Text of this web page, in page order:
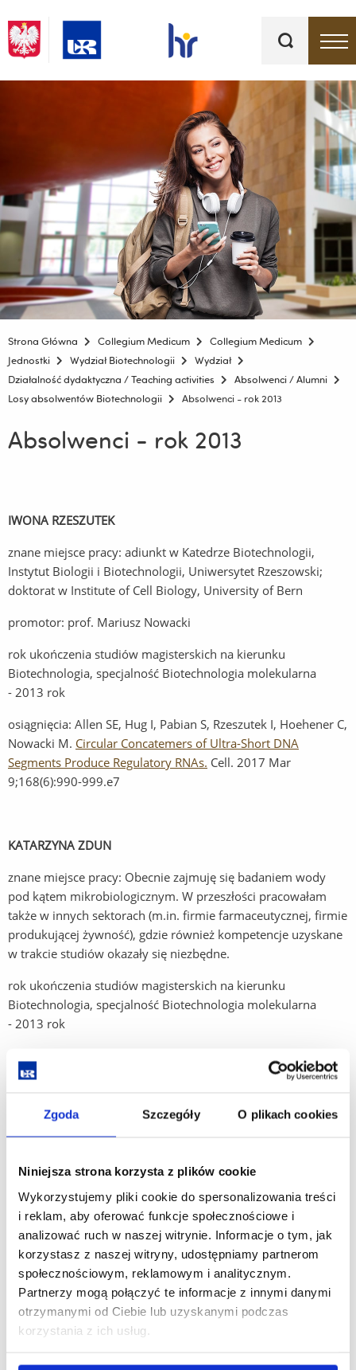
Zgoda Szczegóły O plikach cookies
Niniejsza strona korzysta z plików cookie
Wykorzystujemy pliki cookie do spersonalizowania treści
i reklam, aby oferować funkcje społecznościowe i
analizować ruch w naszej witrynie. Informacje o tym, jak
korzystasz z naszej witryny, udostępniamy partnerom
społecznościowym, reklamowym i analitycznym.
Partnerzy mogą połączyć te informacje z innymi danymi
otrzymanymi od Ciebie lub uzyskanymi podczas
korzystania z ich usług.
kluczowe
Strona Główna Collegium Medicum
Collegium Medicum
Jednostki
Wydział Biotechnologii
Wydział
Działalność dydaktyczna / Teaching activities
Absolwenci / Alumni
Losy absolwentów Biotechnologii
Absolwenci - rok 2013
Absolwenci - rok 2013
IWONA RZESZUTEK
znane miejsce pracy: adiunkt w Katedrze Biotechnologii,
Instytut Biologii i Biotechnologii, Uniwersytet Rzeszowski;
doktorat w Institute of Cell Biology, University of Bern
promotor: prof. Mariusz Nowacki
rok ukończenia studiów magisterskich na kierunku
Biotechnologia, specjalność Biotechnologia molekularna
- 2013 rok
osiągnięcia: Allen SE, Hug I, Pabian S, Rzeszutek I, Hoehener C,
Nowacki M. Circular Concatemers of Ultra-Short DNA
Segments Produce Regulatory RNAs. (Link
Cell. 2017 Mar
9;168(6):990-999.e7
KATARZYNA ZDUN
znane miejsce pracy: Obecnie zajmuję się badaniem wody
pod kątem mikrobiologicznym. W przeszłości pracowałam
także w innych sektorach (m.in. firmie farmaceutycznej, firmie
produkującej żywność), gdzie również kompetencje uzyskane
w trakcie studiów okazały się niezbędne.
rok ukończenia studiów magisterskich na kierunku
Biotechnologia, specjalność Biotechnologia molekularna
- 2013 rok
znane miejsce pracy: pracuję w Regionalnym Laboratorium
Badań Żywności Genetycznie Modyfikowanej w Tarnobrzegu,
Epidemiologicznej w Rzeszowie, obecnie na stanowisku
Starszego Asystenta.
rok ukończenia studiów magisterskich na kierunku
Biotechnologia, specjalność Biotechnologia molekularna
- 2013 rok
MARCIN LEJA